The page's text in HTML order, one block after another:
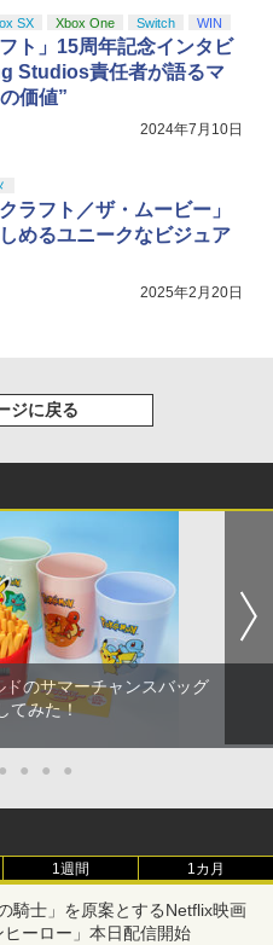
SX Xbox One Switch WIN
ト」15周年記念インタビ
Studios責任者が語るマ
価値”
2024年7月10日
ラフト／ザ・ムービー」
めるユニークなビジュア
2025年2月20日
ジに戻る
のサマーチャンスバッグ
てみた！
● ● ● ●
1週間 1カ月
騎士」を原案とするNetflix映画
ヒーロー」本日配信開始